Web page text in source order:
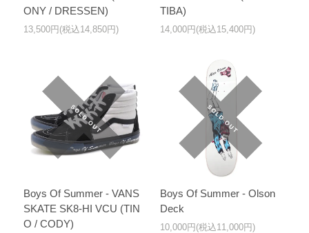
ONY / DRESSEN)
13,500円(税込14,850円)
TIBA)
14,000円(税込15,400円)
Boys Of Summer - VANS
SKATE SK8-HI VCU (TIN
O / CODY)
Boys Of Summer - Olson
Deck
10,000円(税込11,000円)